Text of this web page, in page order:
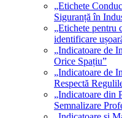
„Etichete
Siguranță în
„Etichete pentru
identificare
„Indicatoare de
Orice Spațiu”
„Indicatoare de
Respectă
„Indicatoare din
Semnalizare